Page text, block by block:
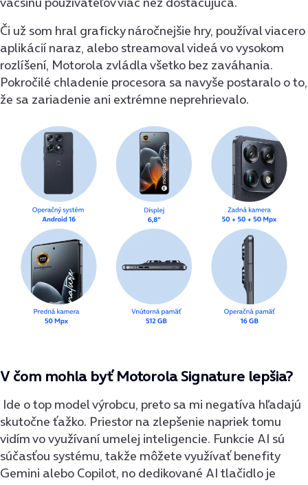
Či už som hral graficky náročnejšie hry, používal viacero
aplikácií naraz, alebo streamoval videá vo vysokom
rozlíšení, Motorola zvládla všetko bez zaváhania.
Pokročilé chladenie procesora sa navyše postaralo o to,
že sa zariadenie ani extrémne neprehrievalo.
V čom mohla byť Motorola Signature lepšia?
Ide o top model výrobcu, preto sa mi negatíva hľadajú
skutočne ťažko. Priestor na zlepšenie napriek tomu
vidím vo využívaní umelej inteligencie. Funkcie AI sú
súčasťou systému, takže môžete využívať benefity
Gemini alebo Copilot, no dedikované AI tlačidlo je